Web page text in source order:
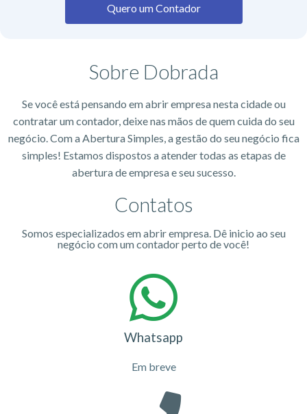
Quero um Contador
Sobre Dobrada
Se você está pensando em abrir empresa nesta cidade ou
contratar um contador, deixe nas mãos de quem cuida do seu
negócio. Com a Abertura Simples, a gestão do seu negócio fica
simples! Estamos dispostos a atender todas as etapas de
abertura de empresa e seu sucesso.
Contatos
Somos especializados em abrir empresa. Dê inicio ao seu
negócio com um contador perto de você!
Whatsapp
Em breve